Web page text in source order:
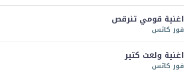
اغنية قومي تنرقص
فور كاتس
اغنية ولعت كتير
فور كاتس